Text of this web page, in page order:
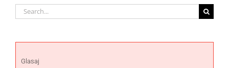
Search
for:
Glasaj